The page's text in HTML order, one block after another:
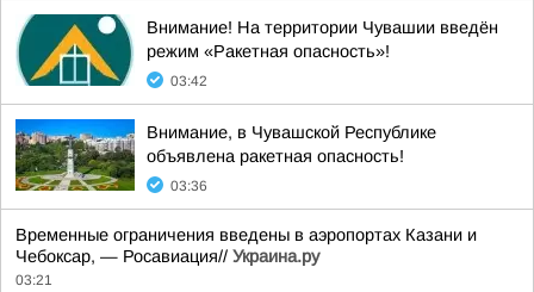
Внимание! На территории Чувашии введён
режим «Ракетная опасность»!
03:42
Внимание, в Чувашской Республике
объявлена ракетная опасность!
03:36
Временные ограничения введены в аэропортах Казани и
Чебоксар, — Росавиация// Украина.ру
03:21